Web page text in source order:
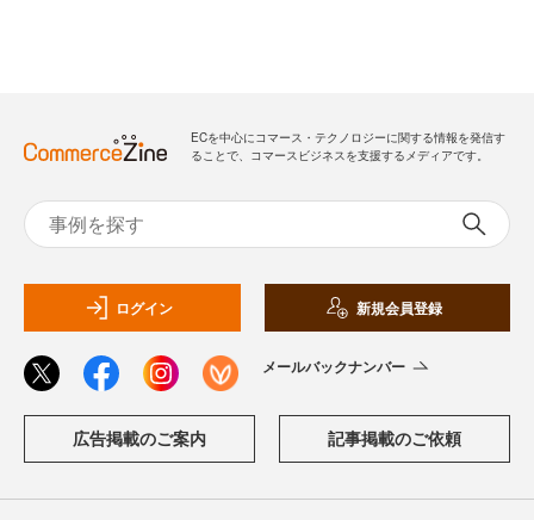
ECを中心にコマース・テクノロジーに関する情報を発信す
ることで、コマースビジネスを支援するメディアです。
ログイン 新規会員登録
メールバックナンバー
広告掲載のご案内 記事掲載のご依頼